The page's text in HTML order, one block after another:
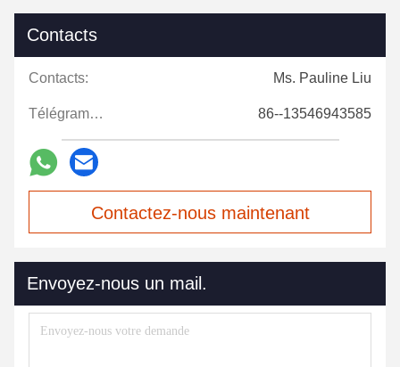
Contacts
Contacts: Ms. Pauline Liu
Télégramme: 86--13546943585
Contactez-nous maintenant
Envoyez-nous un mail.